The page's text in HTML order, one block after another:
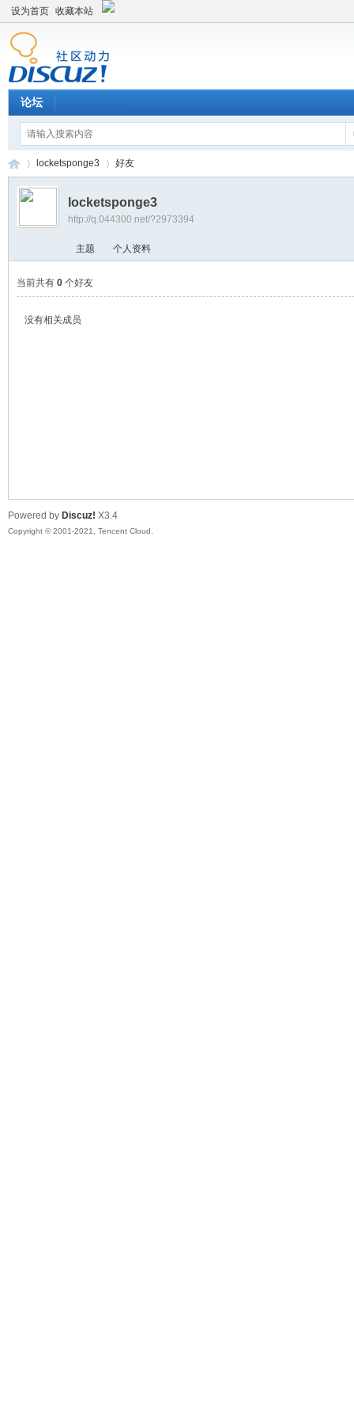
设为首页 收藏本站
论坛
›
locketsponge3 好友
locketsponge3
http://q.044300.net/?2973394
主题 个人资料
当前共有 0个好友
没有相关成员
Powered by Discuz! X3.4
Copyright © 2001-2021, Tencent Cloud.